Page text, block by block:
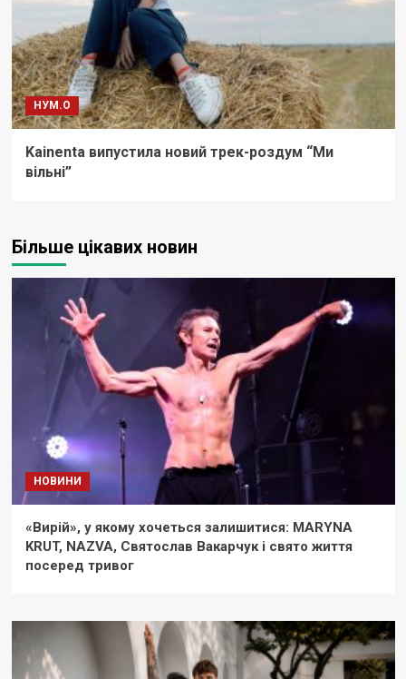
НУМ.О
Kainenta випустила новий трек-роздум “Ми
вільні”
Більше цікавих новин
НОВИНИ
«Вирій», у якому хочеться залишитися: MARYNA
KRUT, NAZVA, Святослав Вакарчук і свято життя
посеред тривог